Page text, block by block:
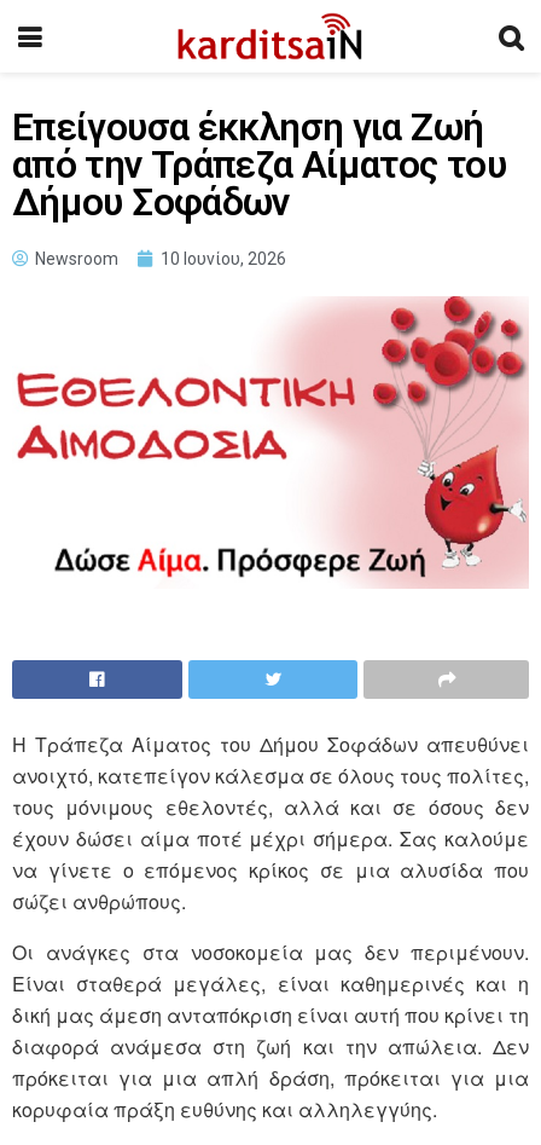
Επείγουσα έκκληση για Ζωή
από την Τράπεζα Αίματος του
Δήμου Σοφάδων
Newsroom 10 Ιουνίου, 2026
Η Τράπεζα Αίματος του Δήμου Σοφάδων απευθύνει
ανοιχτό, κατεπείγον κάλεσμα σε όλους τους πολίτες,
τους μόνιμους εθελοντές, αλλά και σε όσους δεν
έχουν δώσει αίμα ποτέ μέχρι σήμερα. Σας καλούμε
να γίνετε ο επόμενος κρίκος σε μια αλυσίδα που
σώζει ανθρώπους.
Οι ανάγκες στα νοσοκομεία μας δεν περιμένουν.
Είναι σταθερά μεγάλες, είναι καθημερινές και η
δική μας άμεση ανταπόκριση είναι αυτή που κρίνει τη
διαφορά ανάμεσα στη ζωή και την απώλεια. Δεν
πρόκειται για μια απλή δράση, πρόκειται για μια
κορυφαία πράξη ευθύνης και αλληλεγγύης.